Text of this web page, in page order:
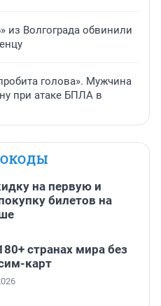
из Волгограда обвинили
голова». Мужчина
при атаке БПЛА в
на первую и
билетов на
странах мира без
карт